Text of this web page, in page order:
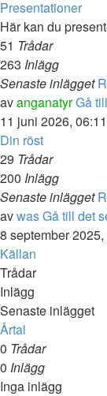
Presentationer
Här kan du
51 Trådar
263 Inlägg
Senaste inlägget
avanganatyrGå
11 juni 2026, 06:11
Din röst
29 Trådar
200 Inlägg
Senaste inlägget
avwasGå till det
8 september
Källan
Trådar
Inlägg
Senaste inlägget
Årtal
0 Trådar
0 Inlägg
Inga inlägg